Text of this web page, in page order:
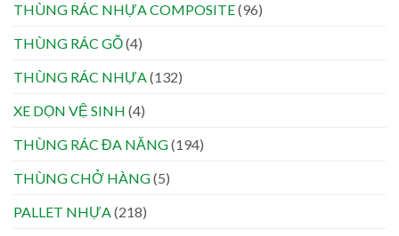
THÙNG RÁC NHỰA COMPOSITE(96)
THÙNG RÁC GỖ(4)
THÙNG RÁC NHỰA(132)
XE DỌN VỆ SINH (4)
THÙNG RÁC ĐA NĂNG(194)
THÙNG CHỞ HÀNG(5)
PALLET NHỰA(218)